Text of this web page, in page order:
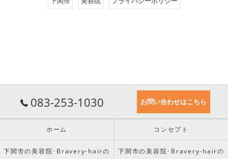
083-253-1030 お問い合わせはこちら
ホーム コンセプト
下関市の美容院･Bravery-hairの
下関市の美容院･Bravery-hairの